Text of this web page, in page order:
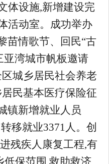
体设施,新增建设完
活动室。成功举办
苗情歌节、回民“古
亚湾城市帆板邀请
城乡居民社会养老
民基本医疗保险征
镇新增就业人员
移就业3371人。创
残疾人康复工程,有
低保范围,救助救济